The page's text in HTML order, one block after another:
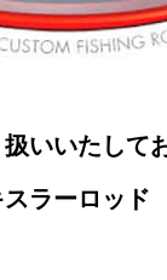
いいたして
スラーロッド